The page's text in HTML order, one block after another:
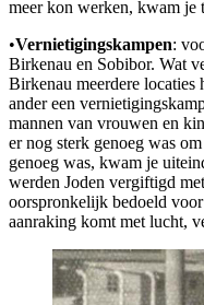
meer kon werken, kwam je
•Vernietigingskampen:
Birkenau en Sobibor. Wat
Birkenau meerdere locaties
ander een
mannen van vrouwen en
er nog sterk genoeg was
genoeg was, kwam je
werden Joden vergiftigd
oorspronkelijk bedoeld
aanraking komt met lucht,